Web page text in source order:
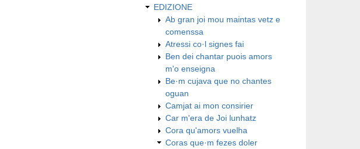
EDIZIONE
Ab gran joi mou maintas vetz e
comenssa
Atressi co·l signes fai
Ben dei chantar puois amors
m'o enseigna
Be·m cujava que no chantes
oguan
Camjat ai mon consirier
Car m'era de Joi lunhatz
Cora qu'amors vuelha
Coras que·m fezes doler